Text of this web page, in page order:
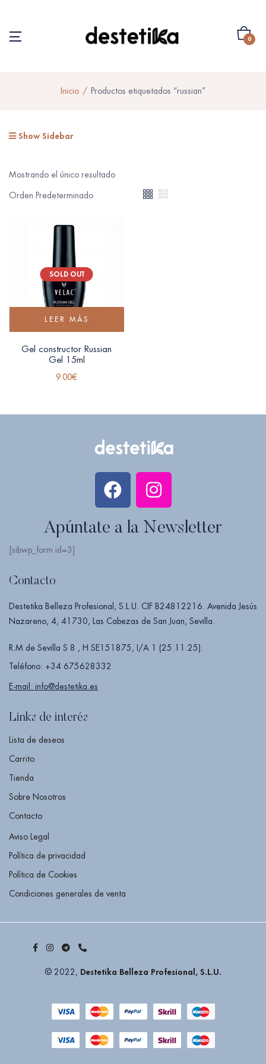
0
Inicio Productos etiquetados “russian”
Show Sidebar
Mostrando el único resultado
SOLD OUT
LEER MÁS
Gel constructor Russian
Gel 15ml
9.00€
Apúntate a la Newsletter
[sibwp_form id=3]
Contacto
Destetika Belleza Profesional, S.L.U. CIF B24812216. Avenida Jesús
Nazareno, 4, 41730, Las Cabezas de San Juan, Sevilla.
R.M de Sevilla S 8 , H SE151875, I/A 1 (25.11.25).
Teléfono: +34 675628332
E-mail: info@destetika.es
Links de interés
Lista de deseos
Carrito
Tienda
Sobre Nosotros
Contacto
Aviso Legal
Política de privacidad
Política de Cookies
Condiciones generales de venta
© 2022, Destetika Belleza Profesional, S.L.U.